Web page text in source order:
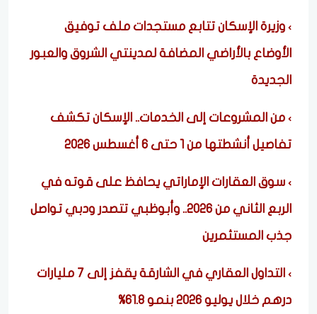
وزيرة الإسكان تتابع مستجدات ملف توفيق
الأوضاع بالأراضي المضافة لمدينتي الشروق والعبور
الجديدة
من المشروعات إلى الخدمات.. الإسكان تكشف
تفاصيل أنشطتها من 1 حتى 6 أغسطس 2026
سوق العقارات الإماراتي يحافظ على قوته في
الربع الثاني من 2026.. وأبوظبي تتصدر ودبي تواصل
جذب المستثمرين
التداول العقاري في الشارقة يقفز إلى 7 مليارات
درهم خلال يوليو 2026 بنمو 61.8%